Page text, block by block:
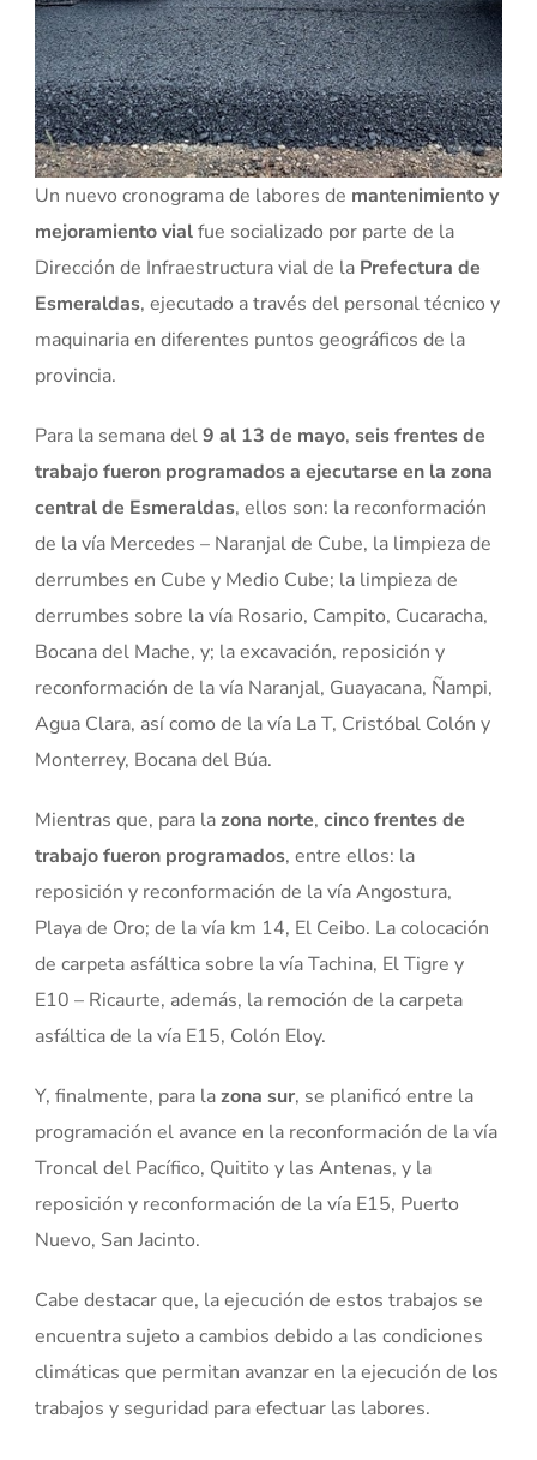
Un nuevo cronograma de labores de mantenimiento y
mejoramiento vialfue socializado por parte de la
Dirección de Infraestructura vial de la Prefectura de
Esmeraldas, ejecutado a través del personal técnico y
maquinaria en diferentes puntos geográficos de la
provincia.
Para la semana del9 al 13 de mayo,seis frentes de
trabajo fueron programados a ejecutarse en la zona
central de Esmeraldas, ellos son: la reconformación
de la vía Mercedes – Naranjal de Cube, la limpieza de
derrumbes en Cube y Medio Cube; la limpieza de
derrumbes sobre la vía Rosario, Campito, Cucaracha,
Bocana del Mache, y; la excavación, reposición y
reconformación de la vía Naranjal, Guayacana, Ñampi,
Agua Clara, así como de la vía La T, Cristóbal Colón y
Monterrey, Bocana del Búa.
Mientras que, para lazona norte,cinco frentes de
trabajo fueron programados, entre ellos: la
reposición y reconformación de la vía Angostura,
Playa de Oro; de la vía km 14, El Ceibo. La colocación
de carpeta asfáltica sobre la vía Tachina, El Tigre y
E10 – Ricaurte, además, la remoción de la carpeta
asfáltica de la vía E15, Colón Eloy.
Y, finalmente, para lazona sur, se planificó entre la
programación el avance en la reconformación de la vía
Troncal del Pacífico, Quitito y las Antenas, y la
reposición y reconformación de la vía E15, Puerto
Nuevo, San Jacinto.
Cabe destacar que, la ejecución de estos trabajos se
encuentra sujeto a cambios debido a las condiciones
climáticas que permitan avanzar en la ejecución de los
trabajos y seguridad para efectuar las labores.